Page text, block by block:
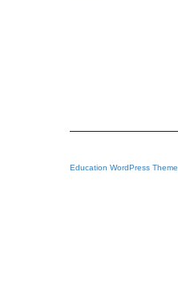
Education WordPress Theme